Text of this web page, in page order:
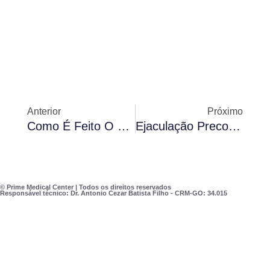
Anterior
Como É Feito O Diagnóstico Da Disfunção Erétil?
Próximo
Ejaculação Precoce: Como Tratar?
© Prime Medical Center | Todos os direitos reservados
Responsável técnico: Dr. Antonio Cezar Batista Filho - CRM-GO: 34.015